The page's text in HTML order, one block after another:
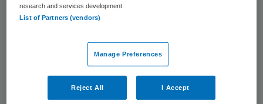
van de raad van toezicht van de Combinatie
Jeugdzorg Eindhoven, lid van de externe
evaluatiecommissie Zorg voor Beter,
voorzitter van de stuurgroep LVG in
detentie en lid van het comité ‘Zo kan het
ook’ van Gehandicaptensport Nederland.
research and services development.
List of Partners (vendors)
Manage Preferences
Reject All I Accept